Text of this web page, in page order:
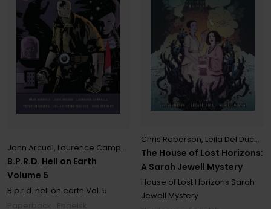
B.P.R.D. Hell on Earth
Volume 5
John Arcudi, Laurence Campbell Mike Mignola
B.p.r.d. hell on earth Vol. 5
The House of Lost Horizons:
A Sarah Jewell Mystery
Chris Roberson, Leila Del Duca
House of Lost Horizons Sarah
Jewell Mystery